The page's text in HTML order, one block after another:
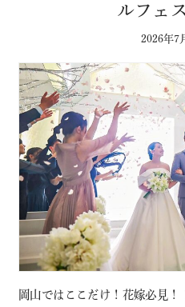
ルフェ
2026年7
岡山ではここだけ！花嫁必見